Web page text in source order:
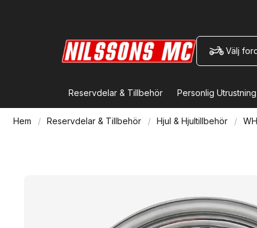
Välj
Reservdelar & Tillbehör Personlig Utrustning
Hem Reservdelar & Tillbehör Hjul & Hjultillbehör